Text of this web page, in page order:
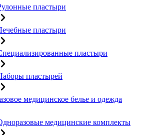
пластыри
пластыри
пластыри
пластырей
медицинское белье и одежда
медицинские комплекты